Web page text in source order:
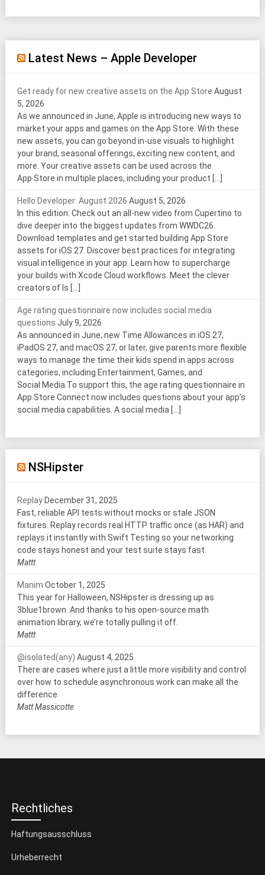
Latest News – Apple Developer
Get ready for new creative assets on the App Store August
5, 2026
As we announced in June, Apple is introducing new ways to
market your apps and games on the App Store. With these
new assets, you can go beyond in-use visuals to highlight
your brand, seasonal offerings, exciting new content, and
more. Your creative assets can be used across the
App Store in multiple places, including your product […]
Hello Developer: August 2026 August 5, 2026
In this edition: Check out an all-new video from Cupertino to
dive deeper into the biggest updates from WWDC26.
Download templates and get started building App Store
assets for iOS 27. Discover best practices for integrating
visual intelligence in your app. Learn how to supercharge
your builds with Xcode Cloud workflows. Meet the clever
creators of Is […]
Age rating questionnaire now includes social media
questions July 9, 2026
As announced in June, new Time Allowances in iOS 27,
iPadOS 27, and macOS 27, or later, give parents more flexible
ways to manage the time their kids spend in apps across
categories, including Entertainment, Games, and
Social Media.To support this, the age rating questionnaire in
App Store Connect now includes questions about your app’s
social media capabilities. A social media […]
NSHipster
ReplayDecember 31, 2025
Fast, reliable API tests without mocks or stale JSON
fixtures. Replay records real HTTP traffic once (as HAR) and
replays it instantly with Swift Testing so your networking
code stays honest and your test suite stays fast.
Mattt
Manim October 1, 2025
This year for Halloween, NSHipster is dressing up as
3blue1brown. And thanks to his open-source math
animation library, we’re totally pulling it off.
Mattt
@isolated(any) August 4, 2025
There are cases where just a little more visibility and control
over how to schedule asynchronous work can make all the
difference.
Matt Massicotte
Rechtliches
Haftungsausschluss
Urheberrecht